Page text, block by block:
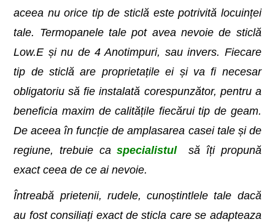
aceea nu orice tip de sticlă este potrivită locuinței
tale. Termopanele tale pot avea nevoie de sticlă
Low.E și nu de 4 Anotimpuri, sau invers. Fiecare
tip de sticlă are proprietațile ei și va fi necesar
obligatoriu să fie instalată corespunzător, pentru a
beneficia maxim de calitățile fiecărui tip de geam.
De aceea în funcție de amplasarea casei tale și de
regiune, trebuie caspecialistulsă îți propună
exact ceea de ce ai nevoie.
Întreabă prietenii, rudele, cunoștintlele tale dacă
au fost consiliați exact de sticla care se adapteaza